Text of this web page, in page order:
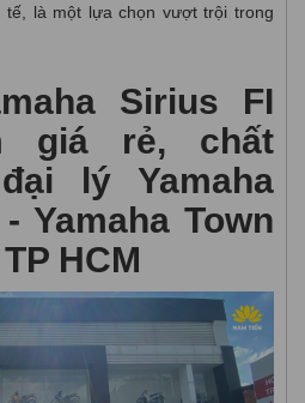
tế, là một lựa chọn vượt trội trong
Sirius FI
giá rẻ, chất
lý Yamaha
Yamaha Town
HCM